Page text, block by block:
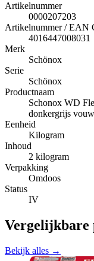
Artikelnummer
0000207203
Artikelnummer / EAN
4016447008031
Merk
Schönox
Serie
Schönox
Productnaam
Schonox WD
donkergrijs
Eenheid
Kilogram
Inhoud
2 kilogram
Verpakking
Omdoos
Status
IV
Vergelijkbare
Bekijk alles →